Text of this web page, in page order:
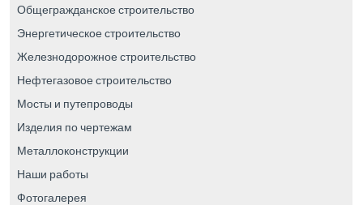
Общегражданское строительство
Энергетическое строительство
Железнодорожное строительство
Нефтегазовое строительство
Мосты и путепроводы
Изделия по чертежам
Металлоконструкции
Наши работы
Фотогалерея